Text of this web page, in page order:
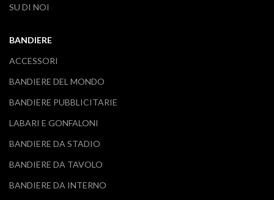
SU DI NOI
BANDIERE
ACCESSORI
BANDIERE DEL MONDO
BANDIERE PUBBLICITARIE
LABARI E GONFALONI
BANDIERE DA STADIO
BANDIERE DA TAVOLO
BANDIERE DA INTERNO